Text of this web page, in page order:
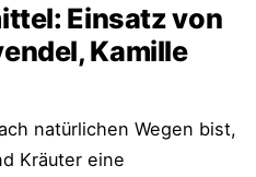
Einsatz von
Kamille
natürlichen Wegen bist,
Kräuter eine